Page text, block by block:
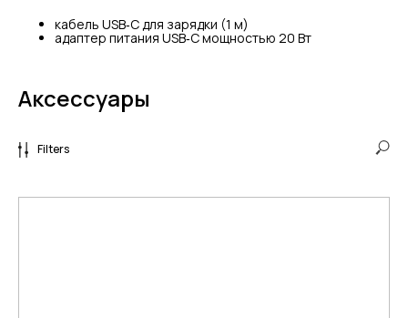
кабель USB‑C для зарядки (1 м)
адаптер питания USB‑C мощностью 20 Вт
Аксессуары
Filters